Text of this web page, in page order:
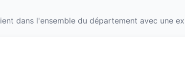
dans l'ensemble du département avec une